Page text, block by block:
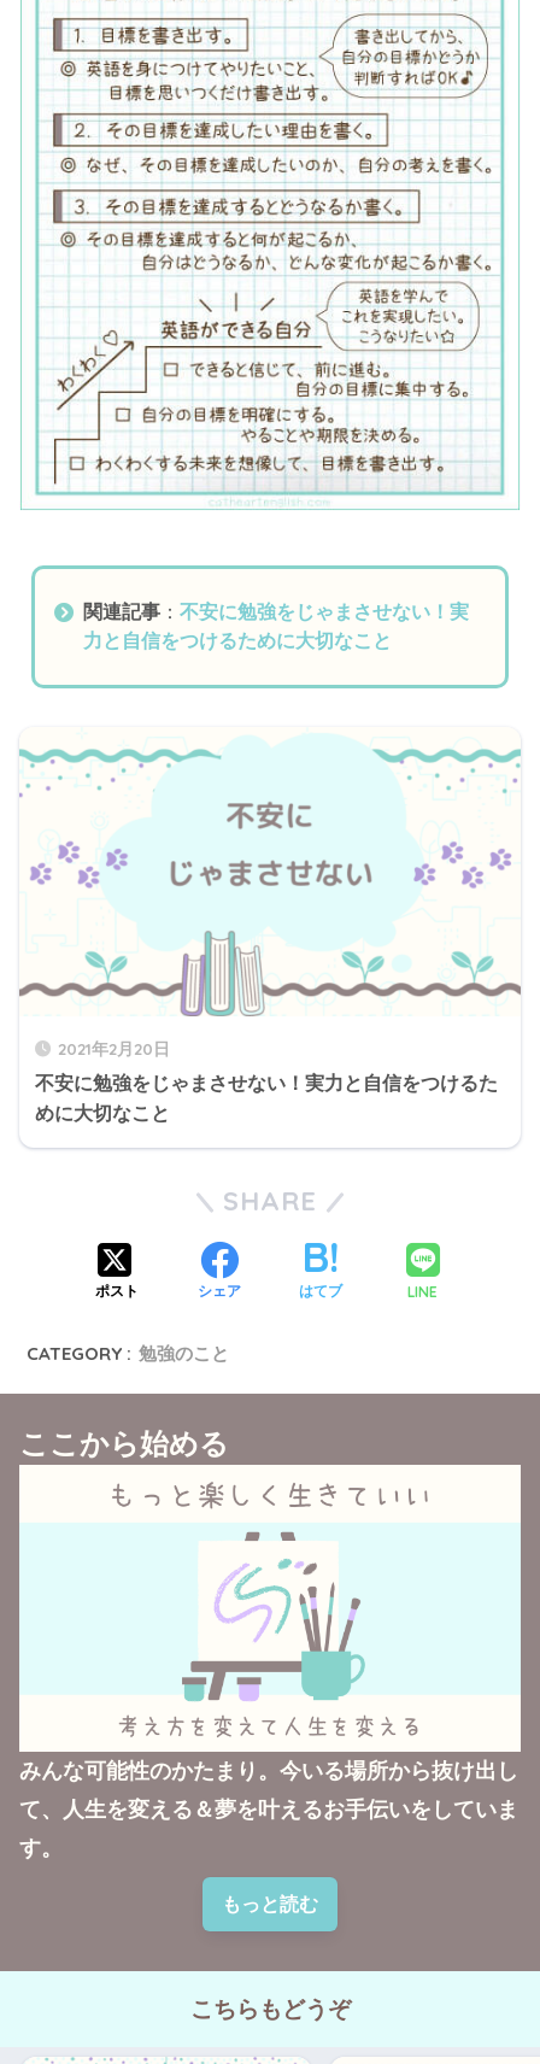
関連記事 ： 不安に勉強をじゃまさせない！実
力と自信をつけるために大切なこと
2021年2月20日
不安に勉強をじゃまさせない！実力と自信をつけるた
めに大切なこと
SHARE
ポスト シェア はてブ LINE
CATEGORY : 勉強のこと
ここから始める
みんな可能性のかたまり。今いる場所から抜け出し
て、人生を変える＆夢を叶えるお手伝いをしていま
す。
もっと読む
こちらもどうぞ